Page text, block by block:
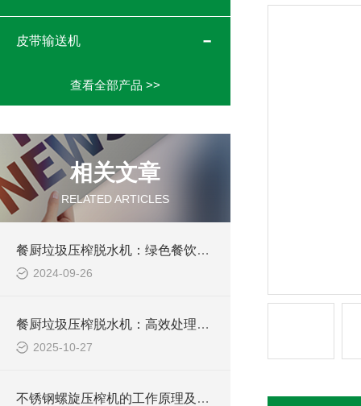
皮带输送机
查看全部产品 >>
相关文章
RELATED ARTICLES
餐厨垃圾压榨脱水机：绿色餐饮的新革命
2024-09-26
餐厨垃圾压榨脱水机：高效处理与资源再利用
2025-10-27
不锈钢螺旋压榨机的工作原理及优势分析